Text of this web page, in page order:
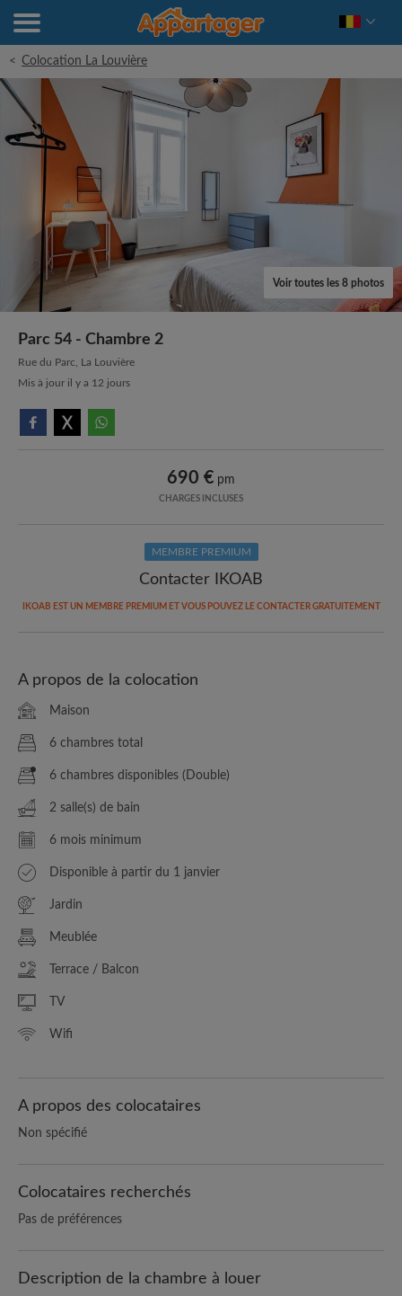
< Colocation La Louvière
Voir toutes les 8 photos
Parc 54 - Chambre 2
Rue du Parc, La Louvière
Mis à jour il y a 12 jours
690 € pm
CHARGES INCLUSES
MEMBRE PREMIUM
Contacter IKOAB
IKOAB EST UN MEMBRE PREMIUM ET VOUS POUVEZ LE CONTACTER GRATUITEMENT
A propos de la colocation
Maison
6 chambres total
6 chambres disponibles (Double)
2 salle(s) de bain
6 mois minimum
Disponible à partir du 1 janvier
Jardin
Meublée
Terrace / Balcon
TV
Wifi
A propos des colocataires
Non spécifié
Colocataires recherchés
Pas de préférences
Description de la chambre à louer